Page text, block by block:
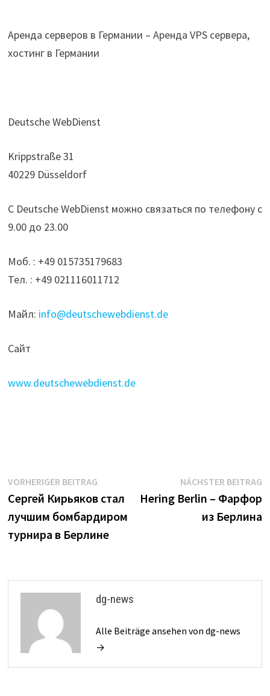
Аренда серверов в Германии – Аренда VPS сервера,
хостинг в Германии
Deutsche WebDienst
Krippstraße 31
40229 Düsseldorf
С Deutsche WebDienst можно связаться по телефону с
9.00 до 23.00
Моб. : +49 015735179683
Тел. : +49 021116011712
Майл: info@deutschewebdienst.de
Сайт
www.deutschewebdienst.de
Beitrags-
Navigation
VORHERIGER BEITRAGVorheriger
Beitrag:
Сергей Кирьяков стал
лучшим бомбардиром
турнира в Берлине
NÄCHSTER BEITRAG
Hering Berlin – Фарфор
из Берлина
dg-news
Alle Beiträge ansehen von dg-news
→